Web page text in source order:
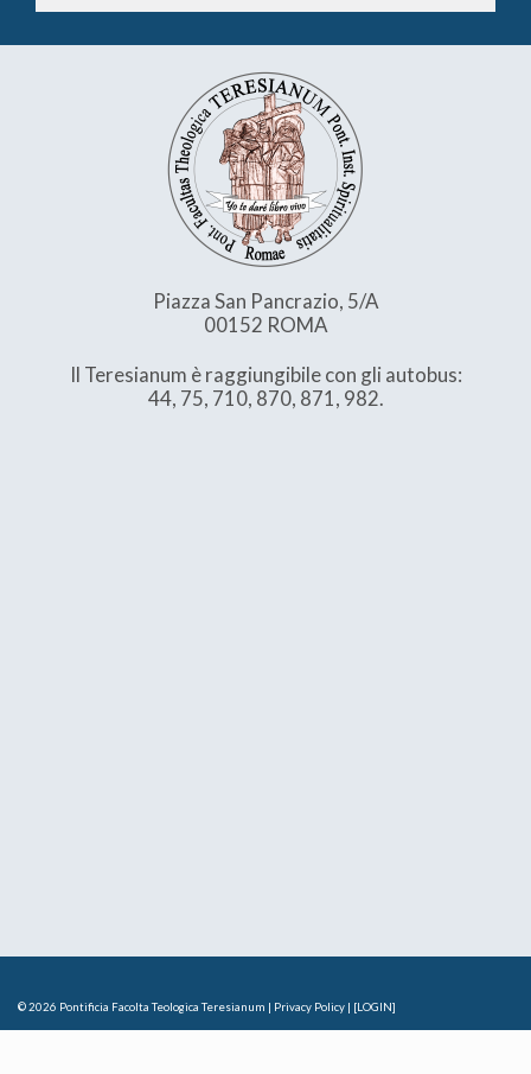
Piazza San Pancrazio, 5/A
00152 ROMA
Il Teresianum è raggiungibile con gli autobus:
44, 75, 710, 870, 871, 982.
© 2026 Pontificia Facolta Teologica Teresianum | Privacy Policy | [LOGIN]